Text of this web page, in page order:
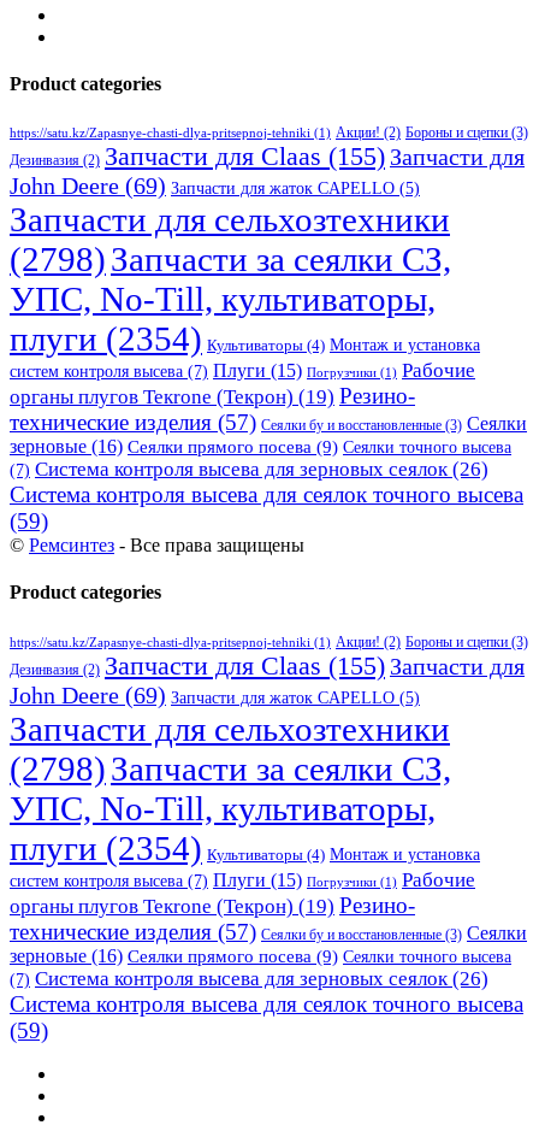
Product categories
https://satu.kz/Zapasnye-chasti-dlya-pritsepnoj-tehniki (1) Акции! (2) Бороны и сцепки (3)
Дезинвазия (2) Запчасти для Claas (155) Запчасти для
John Deere (69) Запчасти для жаток CAPELLO (5)
Запчасти для сельхозтехники
(2798)Запчасти за сеялки СЗ,
УПС, No-Till, культиваторы,
плуги (2354) Культиваторы (4) Монтаж и установка
систем контроля высева (7) Плуги (15) Погрузчики (1) Рабочие
органы плугов Текrоne (Текрон) (19) Резино-
технические изделия (57) Сеялки бу и восстановленные (3) Сеялки
зерновые (16) Сеялки прямого посева (9) Сеялки точного высева
(7) Система контроля высева для зерновых сеялок(26)
Система контроля высева для сеялок точного высева
(59)
© Ремсинтез - Все права защищены
Product categories
https://satu.kz/Zapasnye-chasti-dlya-pritsepnoj-tehniki (1) Акции! (2) Бороны и сцепки (3)
Дезинвазия (2) Запчасти для Claas (155) Запчасти для
John Deere (69) Запчасти для жаток CAPELLO (5)
Запчасти для сельхозтехники
(2798)Запчасти за сеялки СЗ,
УПС, No-Till, культиваторы,
плуги (2354) Культиваторы (4) Монтаж и установка
систем контроля высева (7) Плуги (15) Погрузчики (1) Рабочие
органы плугов Текrоne (Текрон) (19) Резино-
технические изделия (57) Сеялки бу и восстановленные (3) Сеялки
зерновые (16) Сеялки прямого посева (9) Сеялки точного высева
(7) Система контроля высева для зерновых сеялок (26)
Система контроля высева для сеялок точного высева
(59)